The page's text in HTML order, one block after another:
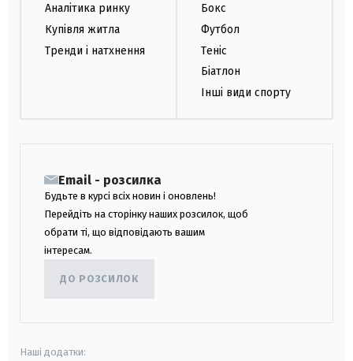
Аналітика ринку
Купівля житла
Тренди і натхнення
Бокс
Футбол
Теніс
Біатлон
Інші види спорту
Email - розсилка
Будьте в курсі всіх новин і оновлень!
Перейдіть на сторінку наших розсилок, щоб
обрати ті, що відповідають вашим
інтересам.
ДО РОЗСИЛОК
Наші додатки: